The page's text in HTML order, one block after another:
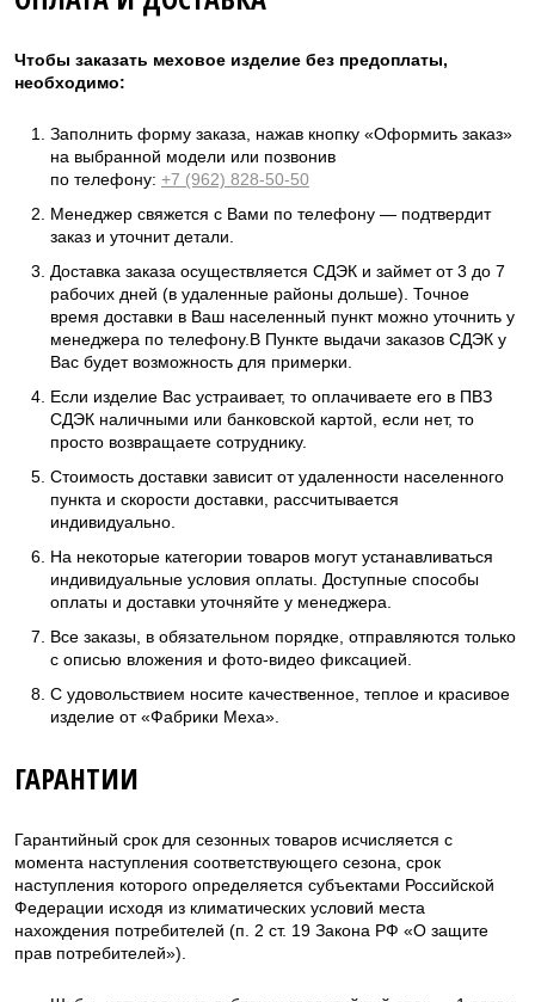
Чтобы заказать меховое изделие без предоплаты,
необходимо:
Заполнить форму заказа, нажав кнопку «Оформить заказ»
на выбранной модели или позвонив
по телефону: +7 (962) 828-50-50
Менеджер свяжется с Вами по телефону — подтвердит
заказ и уточнит детали.
Доставка заказа осуществляется СДЭК и займет от 3 до 7
рабочих дней (в удаленные районы дольше). Точное
время доставки в Ваш населенный пункт можно уточнить у
менеджера по телефону.В Пункте выдачи заказов СДЭК у
Вас будет возможность для примерки.
Если изделие Вас устраивает, то оплачиваете его в ПВЗ
СДЭК наличными или банковской картой, если нет, то
просто возвращаете сотруднику.
Стоимость доставки зависит от удаленности населенного
пункта и скорости доставки, рассчитывается
индивидуально.
На некоторые категории товаров могут устанавливаться
индивидуальные условия оплаты. Доступные способы
оплаты и доставки уточняйте у менеджера.
Все заказы, в обязательном порядке, отправляются только
с описью вложения и фото-видео фиксацией.
С удовольствием носите качественное, теплое и красивое
изделие от «Фабрики Меха».
ГАРАНТИИ
Гарантийный срок для сезонных товаров исчисляется с
момента наступления соответствующего сезона, срок
наступления которого определяется субъектами Российской
Федерации исходя из климатических условий места
нахождения потребителей (п. 2 ст. 19 Закона РФ «О защите
прав потребителей»).